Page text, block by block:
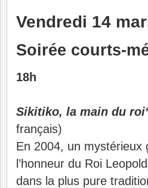
Vendredi 14
Soirée courts-
18h
Sikitiko, la main du roi
français)
En 2004, un mystérieux
l’honneur du Roi
dans la plus pure